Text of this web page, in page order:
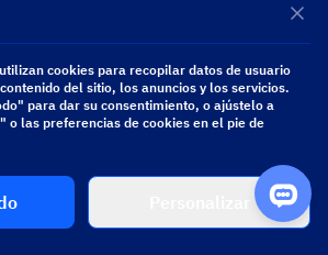
TECHNOLOGY PTE.LTD. All Rights Reserved.
cookies para recopilar datos de usuario
del sitio, los anuncios y los servicios.
para dar su consentimiento, o ajústelo a
o las preferencias de cookies en el pie de